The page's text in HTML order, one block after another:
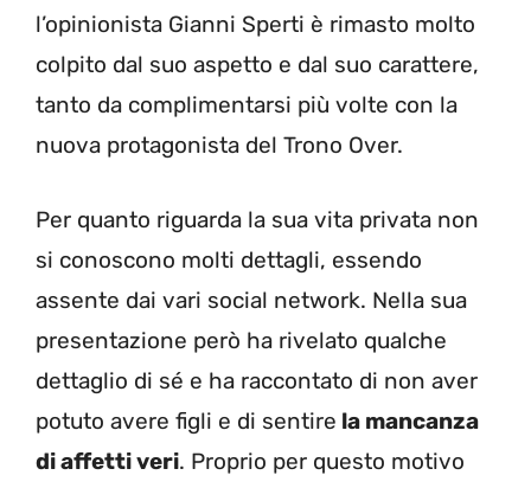
l’opinionista Gianni Sperti è rimasto molto
colpito dal suo aspetto e dal suo carattere,
tanto da complimentarsi più volte con la
nuova protagonista del Trono Over.
Per quanto riguarda la sua vita privata non
si conoscono molti dettagli, essendo
assente dai vari social network. Nella sua
presentazione però ha rivelato qualche
dettaglio di sé e ha raccontato di non aver
potuto avere figli e di sentire la mancanza
di affetti veri. Proprio per questo motivo